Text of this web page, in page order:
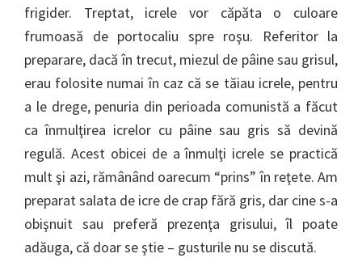
frigider. Treptat, icrele vor căpăta o culoare
frumoasă de portocaliu spre roşu. Referitor la
preparare, dacă în trecut, miezul de pâine sau grisul,
erau folosite numai în caz că se tăiau icrele, pentru
a le drege, penuria din perioada comunistă a făcut
ca înmulţirea icrelor cu pâine sau gris să devină
regulă. Acest obicei de a înmulţi icrele se practică
mult şi azi, rămânând oarecum “prins” în reţete. Am
preparat salata de icre de crap fără gris, dar cine s-a
obişnuit sau preferă prezenţa grisului, îl poate
adăuga, că doar se ştie – gusturile nu se discută.